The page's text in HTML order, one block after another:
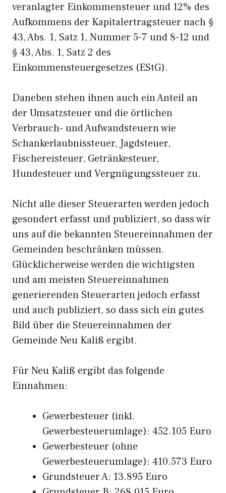
veranlagter Einkommensteuer und 12% des
Aufkommens der Kapitalertragsteuer nach §
43, Abs. 1, Satz 1, Nummer 5-7 und 8-12 und
§ 43, Abs. 1, Satz 2 des
Einkommensteuergesetzes (EStG).
Daneben stehen ihnen auch ein Anteil an
der Umsatzsteuer und die örtlichen
Verbrauch- und Aufwandsteuern wie
Schankerlaubnissteuer, Jagdsteuer,
Fischereisteuer, Getränkesteuer,
Hundesteuer und Vergnügungssteuer zu.
Nicht alle dieser Steuerarten werden jedoch
gesondert erfasst und publiziert, so dass wir
uns auf die bekannten Steuereinnahmen der
Gemeinden beschränken müssen.
Glücklicherweise werden die wichtigsten
und am meisten Steuereinnahmen
generierenden Steuerarten jedoch erfasst
und auch publiziert, so dass sich ein gutes
Bild über die Steuereinnahmen der
Gemeinde Neu Kaliß ergibt.
Für Neu Kaliß ergibt das folgende
Einnahmen:
Gewerbesteuer (inkl.
Gewerbesteuerumlage): 452.105 Euro
Gewerbesteuer (ohne
Gewerbesteuerumlage): 410.573 Euro
Grundsteuer A: 13.895 Euro